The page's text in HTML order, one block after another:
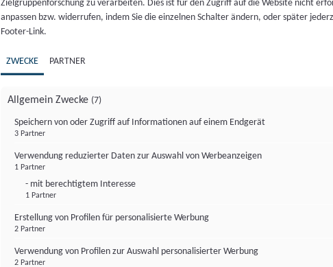
Zielgruppenforschung zu verarbeiten. Dies ist für den Zugriff auf die Website nicht
anpassen bzw. widerrufen, indem Sie die einzelnen Schalter ändern, oder später
Footer-Link.
ZWECKE PARTNER
Allgemein Zwecke (7)
Speichern von oder Zugriff auf Informationen auf einem Endgerät
3 Partner
Verwendung reduzierter Daten zur Auswahl von Werbeanzeigen
1 Partner
- mit berechtigtem Interesse
1 Partner
Erstellung von Profilen für personalisierte Werbung
2 Partner
Verwendung von Profilen zur Auswahl personalisierter Werbung
2 Partner